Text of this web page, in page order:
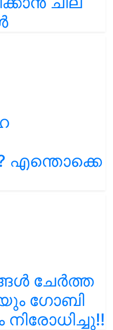
എന്തൊക്കെ
ചേർത്ത
ഗോബി